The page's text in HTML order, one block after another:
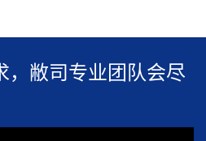
，敝司专业团队会尽